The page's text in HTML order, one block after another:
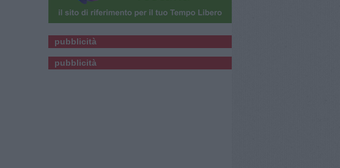
pubblicità
pubblicità